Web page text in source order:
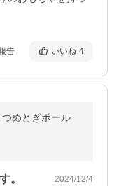
告 いいね 4
めとぎポール
。 2024/12/4